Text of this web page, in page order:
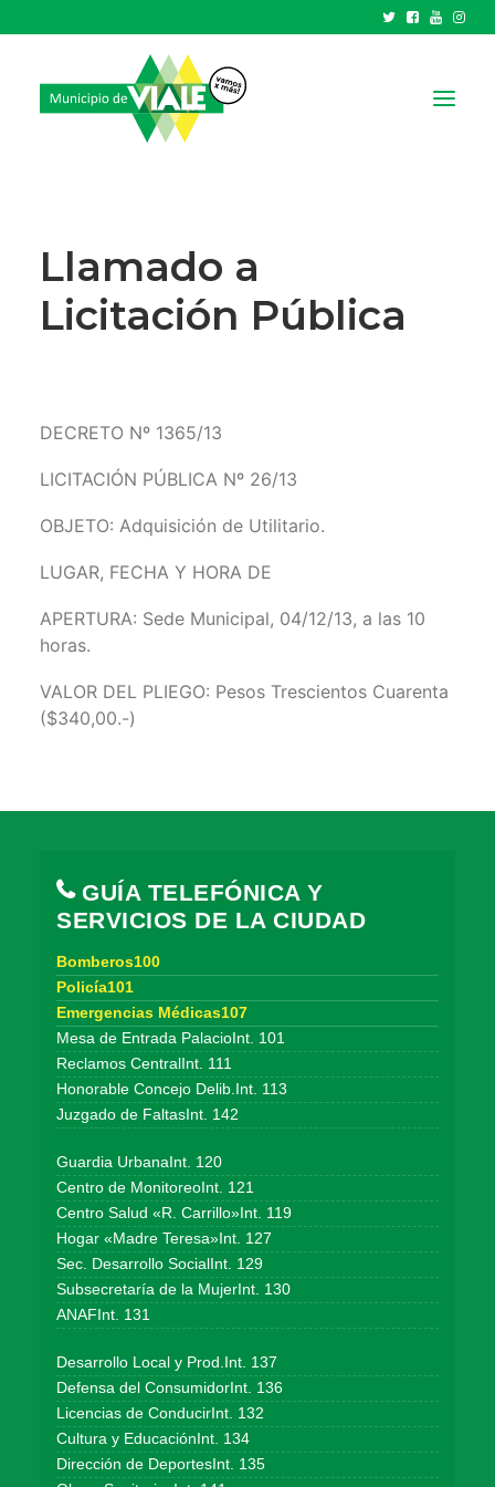
GOBIERNO
HCD
TRÁMITES Y SERVICIOS
Llamado a
Licitación Pública
DECRETO Nº 1365/13
LICITACIÓN PÚBLICA Nº 26/13
OBJETO: Adquisición de Utilitario.
LUGAR, FECHA Y HORA DE
APERTURA: Sede Municipal, 04/12/13, a las 10
horas.
VALOR DEL PLIEGO: Pesos Trescientos Cuarenta
($340,00.-)
GUÍA TELEFÓNICA Y
SERVICIOS DE LA CIUDAD
Bomberos100
Policía101
Emergencias Médicas107
Mesa de Entrada PalacioInt. 101
Reclamos CentralInt. 111
Honorable Concejo Delib.Int. 113
Juzgado de FaltasInt. 142
Guardia UrbanaInt. 120
Centro de MonitoreoInt. 121
Centro Salud «R. Carrillo»Int. 119
Hogar «Madre Teresa»Int. 127
Sec. Desarrollo SocialInt. 129
Subsecretaría de la MujerInt. 130
ANAFInt. 131
Desarrollo Local y Prod.Int. 137
Defensa del ConsumidorInt. 136
Licencias de ConducirInt. 132
Cultura y EducaciónInt. 134
Dirección de DeportesInt. 135